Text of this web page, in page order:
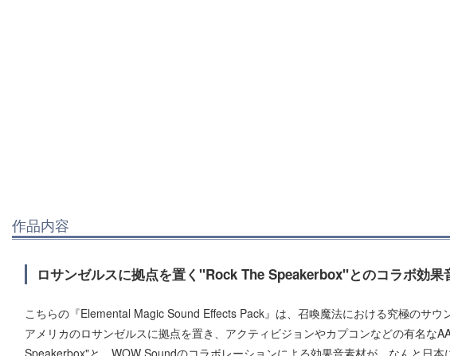
作品内容
ロサンゼルスに拠点を置く"Rock The Speakerbox"とのコラボ効
こちらの『Elemental Magic Sound Effects Pack』は、召喚魔法における究極のサウ
アメリカのロサンゼルスに拠点を置き、アクティビジョンやカプコンなどの有名な